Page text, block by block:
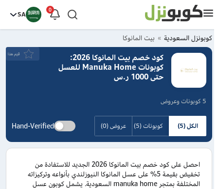
0
SA
كوبونزل السعودية بيت المانوكا
كود خصم بيت المانوكا 2026:
كوبونات Manuka Home للعسل
حتى 1000 ر.س
5 كوبونات وعروض
قيَم هذا
الكل (5) كوبونات (5) عروض (0) Hand-Verified
احصل على كود خصم بيت المانوكا 2026 الجديد للاستفادة من
تخفيض بقيمة 5% على عسل المانوكا النيوزلندي بأنواعه وتركيزاته
المختلفة بمتجر manuka home السعودية. يشمل كوبون عسل